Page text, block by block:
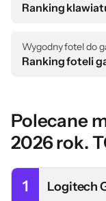
Ranking
Wygodny fotel do
Ranking foteli
Polecane
2026 rok.
1 Logitech